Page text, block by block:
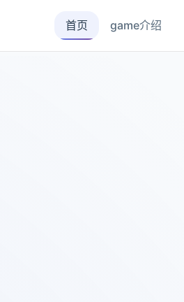
首页 game介绍